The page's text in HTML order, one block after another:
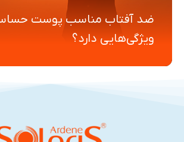
ضد آفتاب مناسب پوست
ویژگی‌هایی دارد؟